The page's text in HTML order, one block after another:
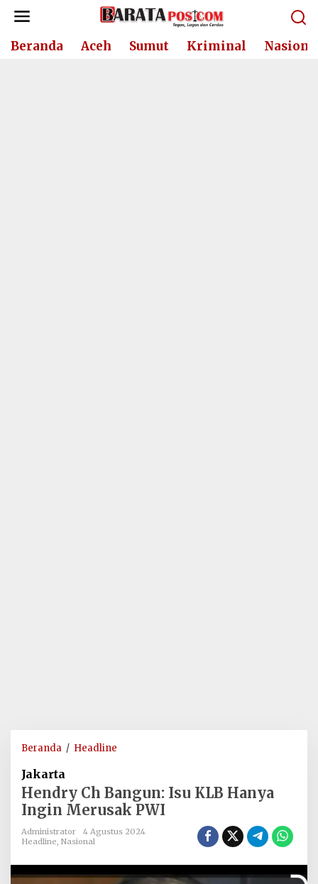
Lewati
konten
Beranda Aceh Sumut Kriminal
Beranda / Headline
Isu
KLB
PWI
Jakarta
Hendry Ch Bangun: Isu KLB Hanya
Ingin Merusak PWI
Administrator
4 Agustus 2024
Headline, Nasional